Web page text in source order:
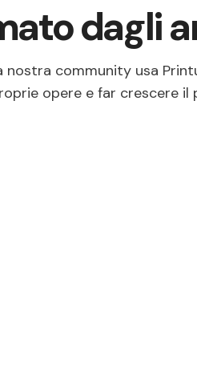
dagli
nostra community usa
opere e far crescere il